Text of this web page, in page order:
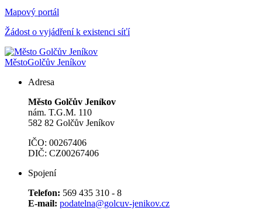
Mapový portál
Žádost o vyjádření k existenci síťí
MěstoGolčův Jeníkov
Adresa
Město Golčův Jeníkov
nám. T.G.M. 110
582 82 Golčův Jeníkov
IČO: 00267406
DIČ: CZ00267406
Spojení
Telefon: 569 435 310 - 8
E-mail: podatelna@golcuv-jenikov.cz